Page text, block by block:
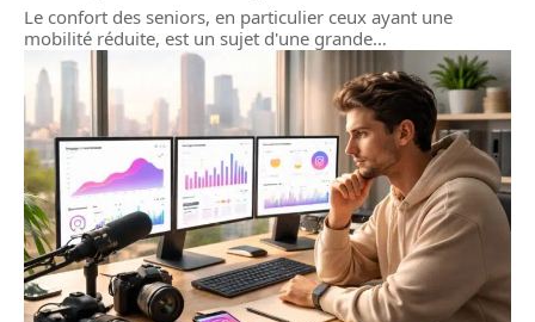
Le confort des seniors, en particulier ceux ayant une
mobilité réduite, est un sujet d'une grande…